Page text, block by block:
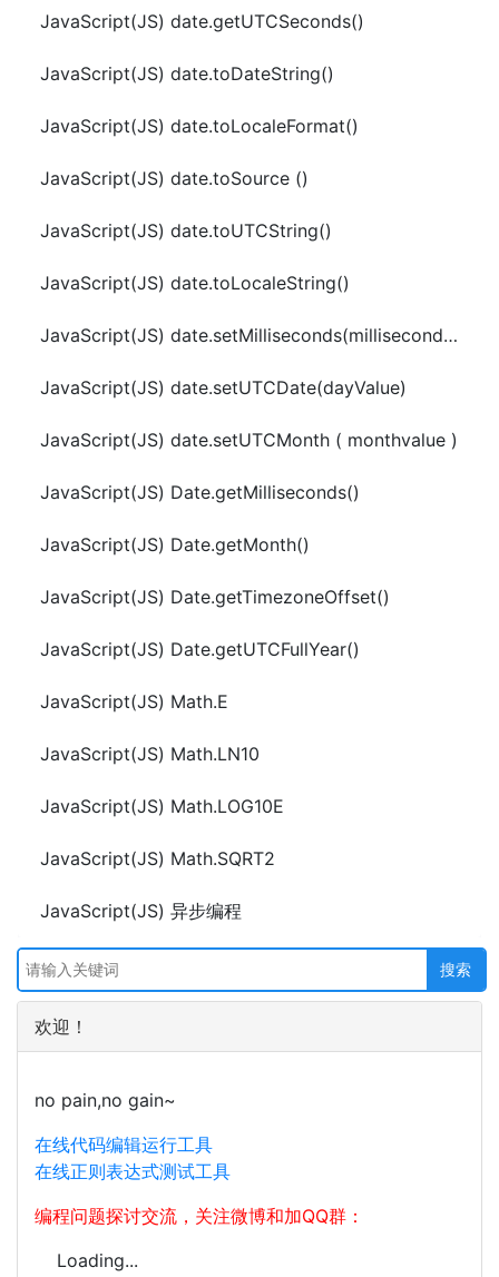
JavaScript(JS) date.getUTCSeconds()
JavaScript(JS) date.toDateString()
JavaScript(JS) date.toLocaleFormat()
JavaScript(JS) date.toSource ()
JavaScript(JS) date.toUTCString()
JavaScript(JS) date.toLocaleString()
JavaScript(JS) date.setMilliseconds(millisecondsValue)
JavaScript(JS) date.setUTCDate(dayValue)
JavaScript(JS) date.setUTCMonth ( monthvalue )
JavaScript(JS) Date.getMilliseconds()
JavaScript(JS) Date.getMonth()
JavaScript(JS) Date.getTimezoneOffset()
JavaScript(JS) Date.getUTCFullYear()
JavaScript(JS) Math.E
JavaScript(JS) Math.LN10
JavaScript(JS) Math.LOG10E
JavaScript(JS) Math.SQRT2
JavaScript(JS) 异步编程
欢迎！
no pain,no gain~
在线代码编辑运行工具
在线正则表达式测试工具
编程问题探讨交流，关注微博和加QQ群：
Loading...